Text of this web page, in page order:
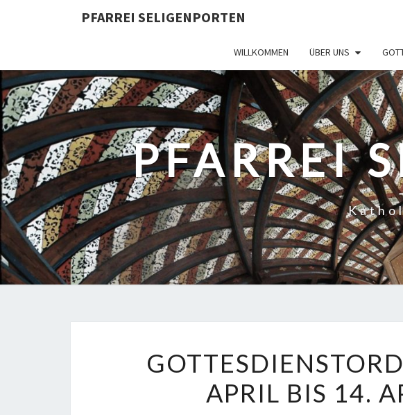
PFARREI SELIGENPORTEN
WILLKOMMEN ÜBER UNS
PFARREI
VOM
APRIL
APRIL BIS 14.